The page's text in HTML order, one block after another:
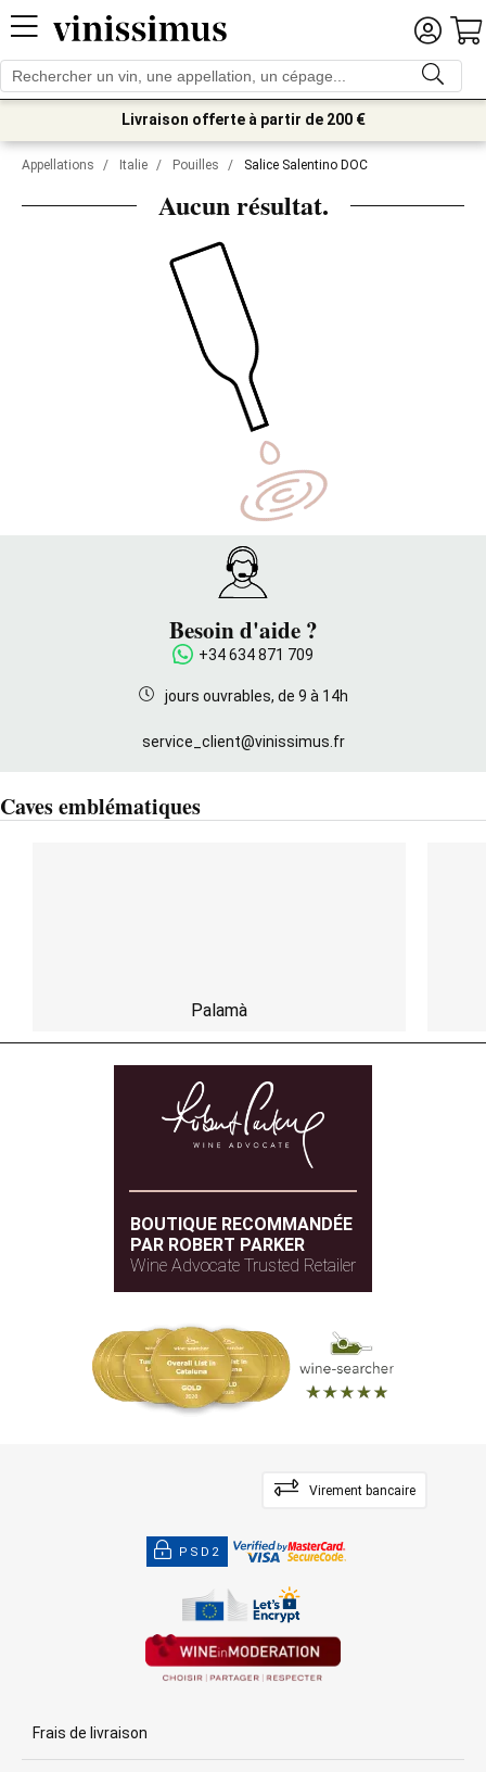
Livraison offerte à partir de 200 €
Appellations / Italie / Pouilles / Salice Salentino DOC
Aucun résultat.
Besoin d'aide ?
+34 634 871 709
jours ouvrables, de 9 à 14h
service_client@vinissimus.fr
Caves emblématiques
Palamà
BOUTIQUE RECOMMANDÉE
PAR ROBERT PARKER
Wine Advocate Trusted Retailer
Virement bancaire
PSD2
Frais de livraison